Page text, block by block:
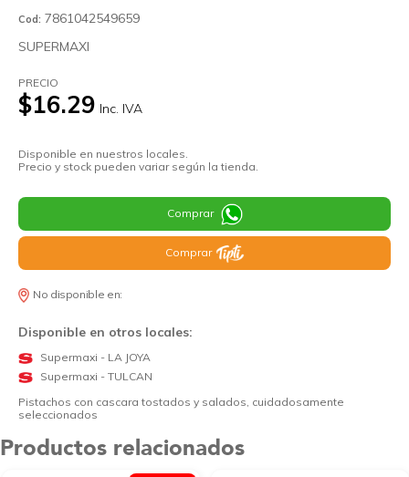
Cod: 7861042549659
SUPERMAXI
PRECIO
$16.29 Inc. IVA
Disponible en nuestros locales.
Precio y stock pueden variar según la tienda.
Comprar
Comprar
No disponible en:
Disponible en otros locales:
Supermaxi - LA JOYA
Supermaxi - TULCAN
Pistachos con cascara tostados y salados, cuidadosamente
seleccionados
Productos relacionados